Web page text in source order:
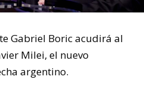
Gabriel Boric acudirá al
Milei, el nuevo
argentino.